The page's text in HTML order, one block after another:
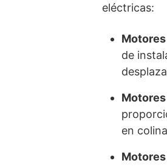
eléctricas:
de
en